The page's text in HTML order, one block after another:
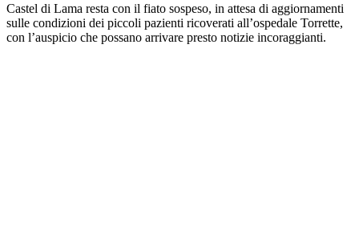
Castel di Lama resta con il fiato sospeso, in attesa di aggiornamenti
sulle condizioni dei piccoli pazienti ricoverati all’ospedale Torrette,
con l’auspicio che possano arrivare presto notizie incoraggianti.